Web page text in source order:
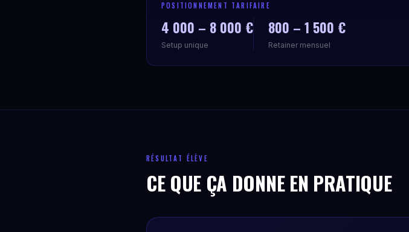
POSITIONNEMENT TARIFAIRE
4 000 – 8 000 €
Setup unique
800 – 1 500 €
Retainer mensuel
RÉSULTAT ÉLÈVE
CE QUE ÇA DONNE EN PRATIQUE